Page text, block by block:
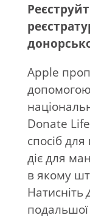
Apple
Donate
спосіб
діє для
в якому
Натисніть
подальшої